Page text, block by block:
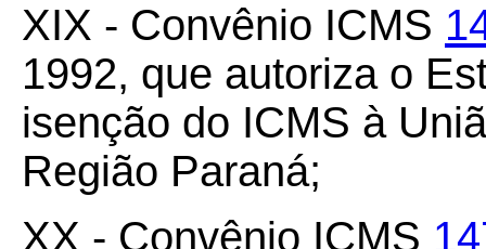
XIX - Convênio ICMS
1992, que autoriza o
isenção do ICMS à
Região Paraná;
XX - Convênio ICMS